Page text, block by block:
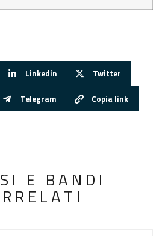
Linkedin Twitter
Telegram Copia link
E BANDI